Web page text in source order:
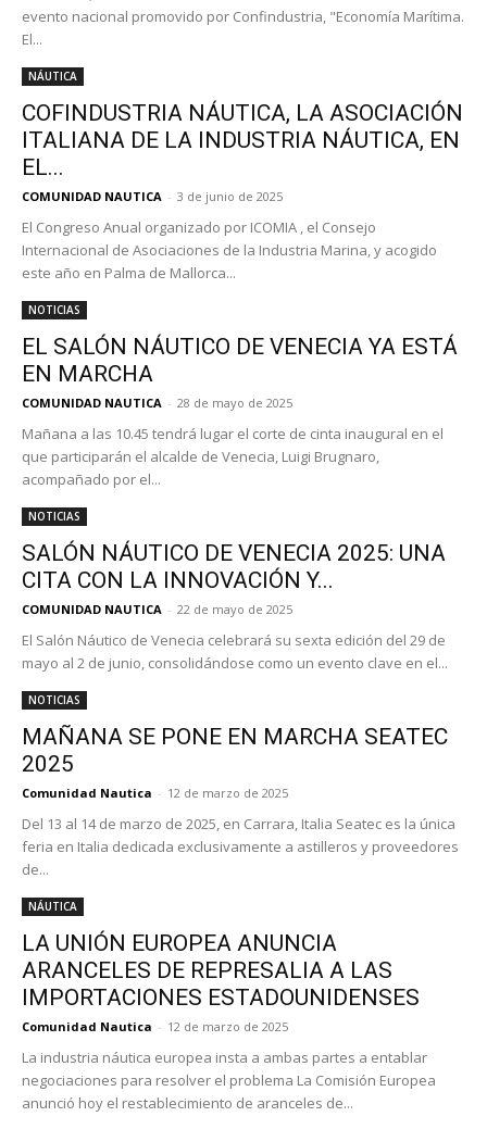
evento nacional promovido por Confindustria, "Economía Marítima.
El...
NÁUTICA
COFINDUSTRIA NÁUTICA, LA ASOCIACIÓN
ITALIANA DE LA INDUSTRIA NÁUTICA, EN
EL...
COMUNIDAD NAUTICA - 3 de junio de 2025
El Congreso Anual organizado por ICOMIA , el Consejo
Internacional de Asociaciones de la Industria Marina, y acogido
este año en Palma de Mallorca...
NOTICIAS
EL SALÓN NÁUTICO DE VENECIA YA ESTÁ
EN MARCHA
COMUNIDAD NAUTICA - 28 de mayo de 2025
Mañana a las 10.45 tendrá lugar el corte de cinta inaugural en el
que participarán el alcalde de Venecia, Luigi Brugnaro,
acompañado por el...
NOTICIAS
SALÓN NÁUTICO DE VENECIA 2025: UNA
CITA CON LA INNOVACIÓN Y...
COMUNIDAD NAUTICA - 22 de mayo de 2025
El Salón Náutico de Venecia celebrará su sexta edición del 29 de
mayo al 2 de junio, consolidándose como un evento clave en el...
NOTICIAS
MAÑANA SE PONE EN MARCHA SEATEC
2025
Comunidad Nautica - 12 de marzo de 2025
Del 13 al 14 de marzo de 2025, en Carrara, Italia Seatec es la única
feria en Italia dedicada exclusivamente a astilleros y proveedores
de...
NÁUTICA
LA UNIÓN EUROPEA ANUNCIA
ARANCELES DE REPRESALIA A LAS
IMPORTACIONES ESTADOUNIDENSES
Comunidad Nautica - 12 de marzo de 2025
La industria náutica europea insta a ambas partes a entablar
negociaciones para resolver el problema La Comisión Europea
anunció hoy el restablecimiento de aranceles de...